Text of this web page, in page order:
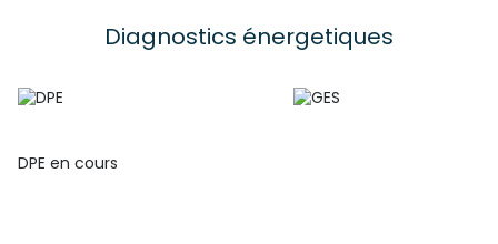
Agent commercial entrepreneur individuel 8979872800011.
43000 Le Puy-en-Velay Gérant : Mr Faure Guillaume
Numéro de carte professionnelle CPI 4302 2021 000 000
Diagnostics énergetiques
DPE en cours